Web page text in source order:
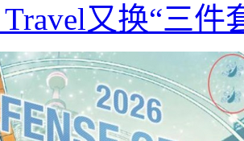
Travel又换“三